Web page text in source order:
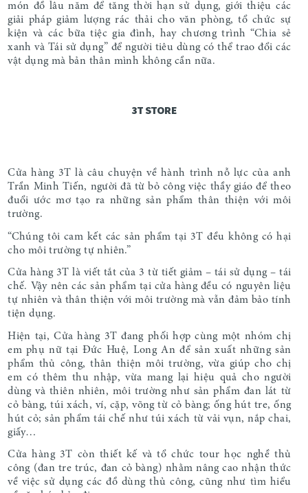
món đồ lâu năm để tăng thời hạn sử dụng, giới thiệu các
giải pháp giảm lượng rác thải cho văn phòng, tổ chức sự
kiện và các bữa tiệc gia đình, hay chương trình “Chia sẻ
xanh và Tái sử dụng” để người tiêu dùng có thể trao đổi các
vật dụng mà bản thân mình không cần nữa.
3T STORE
Cửa hàng 3T là câu chuyện về hành trình nỗ lực của anh
Trần Minh Tiến, người đã từ bỏ công việc thầy giáo để theo
đuổi ước mơ tạo ra những sản phẩm thân thiện với môi
trường.
“Chúng tôi cam kết các sản phẩm tại 3T đều không có hại
cho môi trường tự nhiên.”
Cửa hàng 3T là viết tắt của 3 từ tiết giảm – tái sử dụng – tái
chế. Vậy nên các sản phẩm tại cửa hàng đều có nguyên liệu
tự nhiên và thân thiện với môi trường mà vẫn đảm bảo tính
tiện dụng.
Hiện tại, Cửa hàng 3T đang phối hợp cùng một nhóm chị
em phụ nữ tại Đức Huệ, Long An để sản xuất những sản
phẩm thủ công, thân thiện môi trường, vừa giúp cho chị
em có thêm thu nhập, vừa mang lại hiệu quả cho người
dùng và thiên nhiên, môi trường như sản phẩm đan lát từ
cỏ bàng, túi xách, ví, cặp, võng từ cỏ bàng; ống hút tre, ống
hút cỏ; sản phẩm tái chế như túi xách từ vải vụn, nắp chai,
giấy…
Cửa hàng 3T còn thiết kế và tổ chức tour học nghề thủ
công (đan tre trúc, đan cỏ bàng) nhằm nâng cao nhận thức
về việc sử dụng các đồ dùng thủ công, cũng như tìm hiểu